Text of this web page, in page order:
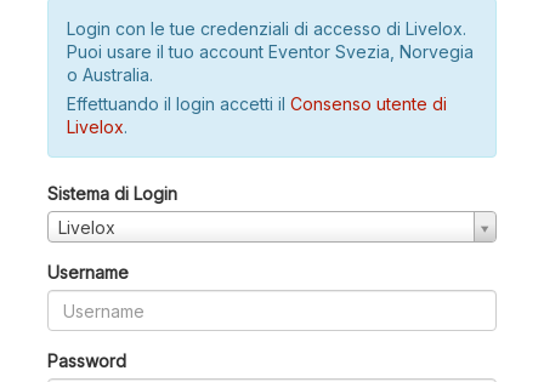
Login con le tue credenziali di accesso di Livelox.
Puoi usare il tuo account Eventor Svezia, Norvegia
o Australia.
Effettuando il login accetti il Consenso utente di
Livelox.
Sistema di Login
Livelox
Username
Password